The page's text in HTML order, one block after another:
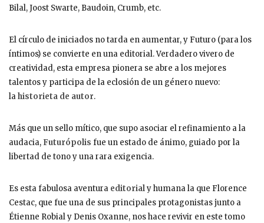
Bilal, Joost Swarte, Baudoin, Crumb, etc.
El círculo de iniciados no tarda en aumentar, y Futuro (para los
íntimos) se convierte en una editorial. Verdadero vivero de
creatividad, esta empresa pionera se abre a los mejores
talentos y participa de la eclosión de un género nuevo:
lahistorieta de autor.
Más que un sello mítico, que supo asociar el refinamiento a la
audacia, Futurópolis fue un estado de ánimo, guiado por la
libertad de tono y una rara exigencia.
Es esta fabulosa aventura editorialy humana la que Florence
Cestac, que fue una de sus principales protagonistas junto a
Étienne Robial y Denis Oxanne, nos hace revivir en este tomo